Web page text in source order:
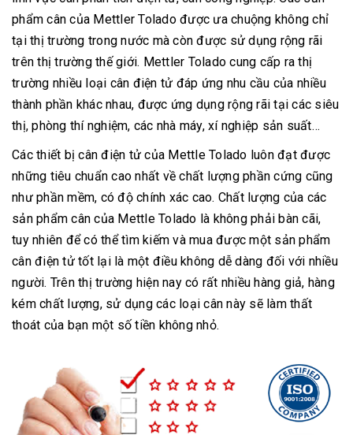
phẩm cân của Mettler Tolado được ưa chuộng không chỉ
tại thị trường trong nước mà còn được sử dụng rộng rãi
trên thị trường thế giới. Mettler Tolado cung cấp ra thị
trường nhiều loại cân điện tử đáp ứng nhu cầu của nhiều
thành phần khác nhau, được ứng dụng rộng rãi tại các siêu
thị, phòng thí nghiệm, các nhà máy, xí nghiệp sản suất…
Các thiết bị cân điện tử của Mettle Tolado luôn đạt được
những tiêu chuẩn cao nhất về chất lượng phần cứng cũng
như phần mềm, có độ chính xác cao. Chất lượng của các
sản phẩm cân của Mettle Tolado là không phải bàn cãi,
tuy nhiên để có thể tìm kiếm và mua được một sản phẩm
cân điện tử tốt lại là một điều không dễ dàng đối với nhiều
người. Trên thị trường hiện nay có rất nhiều hàng giả, hàng
kém chất lượng, sử dụng các loại cân này sẽ làm thất
thoát của bạn một số tiền không nhỏ.